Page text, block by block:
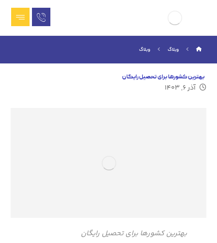
وبلاگ وبلاگ
بهترین کشورها برای تحصیل رایگان
آذر ۶, ۱۴۰۳
بهترین کشورها برای تحصیل رایگان